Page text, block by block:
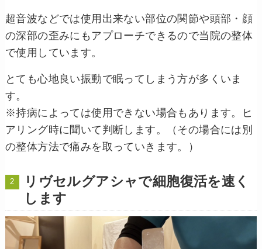
超音波などでは使用出来ない部位の関節や頭部・顔
の深部の歪みにもアプローチできるので当院の整体
で使用しています。
とても心地良い振動で眠ってしまう方が多くいま
す。
※持病によっては使用できない場合もあります。ヒ
アリング時に聞いて判断します。（その場合には別
の整体方法で痛みを取っていきます。）
リヴセルグアシャで細胞復活を速く
します